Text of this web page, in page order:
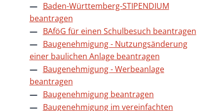
Baden-Württemberg-STIPENDIUM
beantragen
BAföG für einen Schulbesuch beantragen
Baugenehmigung - Nutzungsänderung
einer baulichen Anlage beantragen
Baugenehmigung - Werbeanlage
beantragen
Baugenehmigung beantragen
Baugenehmigung im vereinfachten